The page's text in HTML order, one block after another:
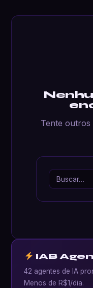
Tente
IAB
42 agentes de IA
Menos de R$1/dia.